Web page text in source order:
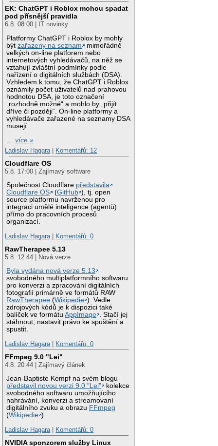
EK: ChatGPT i Roblox mohou spadat
pod přísnější pravidla
6.8. 08:00 | IT novinky
Platformy ChatGPT i Roblox by mohly
býtzařazeny na seznam
mimořádně
velkých on-line platforem nebo
internetových vyhledávačů, na něž se
vztahují zvláštní podmínky podle
nařízení o digitálních službách (DSA).
Vzhledem k tomu, že ChatGPT i Roblox
oznámily počet uživatelů nad prahovou
hodnotou DSA, je toto označení
„rozhodně možné“ a mohlo by „přijít
dříve či později“. On-line platformy a
vyhledávače zařazené na seznamy DSA
musejí
…více »
Ladislav Hagara| Komentářů: 12
Cloudflare OS
5.8. 17:00 | Zajímavý software
Společnost Cloudflare představila
Cloudflare OS
(GitHub ), tj. open
source platformu navrženou pro
integraci umělé inteligence (agentů)
přímo do pracovních procesů
organizací.
Ladislav Hagara| Komentářů: 0
RawTherapee 5.13
5.8. 12:44 | Nová verze
Byla vydána nová verze 5.13
svobodného multiplatformního softwaru
pro konverzi a zpracování digitálních
fotografií primárně ve formátů RAW
RawTherapee (Wikipedie ). Vedle
zdrojových kódů je k dispozici také
balíček ve formátuAppImage . Stačí jej
stáhnout, nastavit právo ke spuštění a
spustit.
Ladislav Hagara| Komentářů: 0
FFmpeg 9.0 "Lei"
4.8. 20:44 | Zajímavý článek
Jean-Baptiste Kempf na svém blogu
představil novou verzi 9.0 "Lei"
kolekce
svobodného softwaru umožňujícího
nahrávání, konverzi a streamovaní
digitálního zvuku a obrazu FFmpeg
(Wikipedie ).
Ladislav Hagara| Komentářů: 0
NVIDIA sponzorem služby Linux